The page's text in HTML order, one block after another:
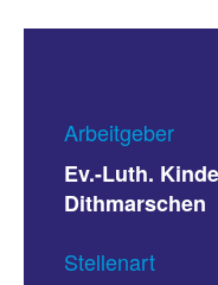
Arbeitgeber
Ev.-Luth.
Dithmarschen
Stellenart